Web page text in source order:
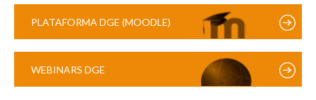
PLATAFORMA DGE (MOODLE)
WEBINARS DGE